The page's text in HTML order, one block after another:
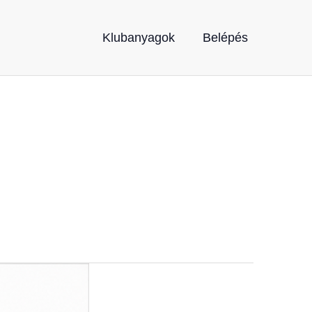
Klubanyagok Belépés